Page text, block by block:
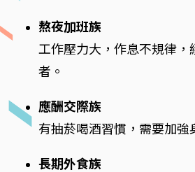
熬夜加班族
工作壓力大，作息不規律，
者。
應酬交際族
有抽菸喝酒習慣，需要加強
長期外食族